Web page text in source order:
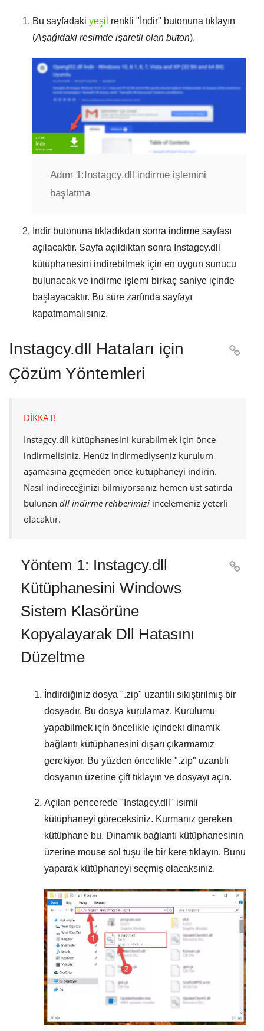
Bu sayfadaki yeşil renkli " İndir" butonuna tıklayın
(Aşağıdaki resimde işaretli olan buton).
Adım 1: Instagcy.dll indirme işlemini
başlatma
İndir butonuna tıkladıkdan sonra indirme sayfası
açılacaktır. Sayfa açıldıktan sonra Instagcy.dll
kütüphanesini indirebilmek için en uygun sunucu
bulunacak ve indirme işlemi birkaç saniye içinde
başlayacaktır. Bu süre zarfında sayfayı
kapatmamalısınız.
Instagcy.dll Hataları için
Çözüm Yöntemleri

DİKKAT!
Instagcy.dll kütüphanesini kurabilmek için önce
indirmelisiniz. Henüz indirmediyseniz kurulum
aşamasına geçmeden önce kütüphaneyi indirin.
Nasıl indireceğinizi bilmiyorsanız hemen üst satırda
bulunan dll indirme rehberimizi incelemeniz yeterli
olacaktır.
Yöntem 1: Instagcy.dll
Kütüphanesini Windows
Sistem Klasörüne
Kopyalayarak Dll Hatasını
Düzeltme

İndirdiğiniz dosya ".zip" uzantılı sıkıştırılmış bir
dosyadır. Bu dosya kurulamaz. Kurulumu
yapabilmek için öncelikle içindeki dinamik
bağlantı kütüphanesini dışarı çıkarmamız
gerekiyor. Bu yüzden öncelikle ".zip" uzantılı
dosyanın üzerine çift tıklayın ve dosyayı açın.
Açılan pencerede " Instagcy.dll " isimli
kütüphaneyi göreceksiniz. Kurmanız gereken
kütüphane bu. Dinamik bağlantı kütüphanesinin
üzerine mouse sol tuşu ile bir kere tıklayın. Bunu
yaparak kütüphaneyi seçmiş olacaksınız.